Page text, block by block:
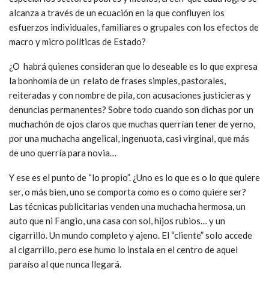
alcanza a través de un ecuación en la que confluyen los
esfuerzos individuales, familiares o grupales con los efectos de
macro y micro políticas de Estado?
¿O habrá quienes consideran que lo deseable es lo que expresa
la bonhomía de un relato de frases simples, pastorales,
reiteradas y con nombre de pila, con acusaciones justicieras y
denuncias permanentes? Sobre todo cuando son dichas por un
muchachón de ojos claros que muchas querrían tener de yerno,
por una muchacha angelical, ingenuota, casi virginal, que más
de uno querría para novia…
Y ese es el punto de “lo propio”. ¿Uno es lo que es o lo que quiere
ser, o más bien, uno se comporta como es o como quiere ser?
Las técnicas publicitarias venden una muchacha hermosa, un
auto que ni Fangio, una casa con sol, hijos rubios… y un
cigarrillo. Un mundo completo y ajeno. El “cliente” solo accede
al cigarrillo, pero ese humo lo instala en el centro de aquel
paraíso al que nunca llegará.